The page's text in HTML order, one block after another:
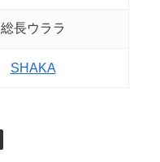
総長ウララ
SHAKA